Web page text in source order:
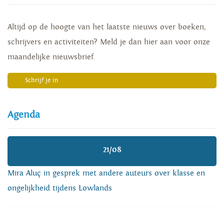
Altijd op de hoogte van het laatste nieuws over boeken,
schrijvers en activiteiten? Meld je dan hier aan voor onze
maandelijke nieuwsbrief.
Schrijf je in
Agenda
21/08
Mira Aluç in gesprek met andere auteurs over klasse en
ongelijkheid tijdens Lowlands